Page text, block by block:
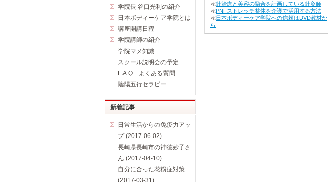
≪針治療と美容の融合を計画している針灸師
≪PNFストレッチ整体を介護で活用する方法
≪日本ボディーケア学院への信頼はDVD教材か
ら
学院長 谷口光利の紹介
日本ボディーケア学院とは
講座開講日程
学院講師の紹介
学院マメ知識
スクール説明会の予定
F.A.Q よくある質問
陰陽五行セラピー
新着記事
日常生活からの免疫力アッ
プ (2017-06-02)
長崎県長崎市の神徳妙子さ
ん (2017-04-10)
自分に合った花粉症対策
(2017-03-31)